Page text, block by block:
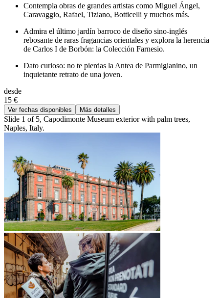
Contempla obras de grandes artistas como Miguel Ángel,
Caravaggio, Rafael, Tiziano, Botticelli y muchos más.
Admira el último jardín barroco de diseño sino-inglés
rebosante de raras fragancias orientales y explora la herencia
de Carlos I de Borbón: la Colección Farnesio.
Dato curioso: no te pierdas la Antea de Parmigianino, un
inquietante retrato de una joven.
desde
15 €
Ver fechas disponibles Más detalles
Slide 1 of 5, Capodimonte Museum exterior with palm trees,
Naples, Italy.